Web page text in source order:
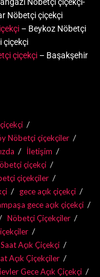
Nöbetçi çiçekçi
– Beykoz Nöbetçi
çiçekçi
çiçekçi– Başakşehir
Nöbetçi çiçekçiler
İletişim
çiçekçi
çiçekçiler
gece açık çiçekçi
gece açık çiçekçi
Nöbetçi Çiçekçiler
Açık Çiçekçi
Açık Çiçekçiler
Gece Açık Çiçekçi